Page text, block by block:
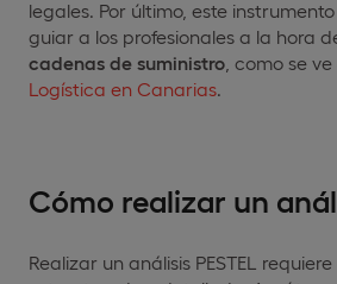
legales. Por último, este
guiar a los profesionales a la hora
cadenas de suministro , como se
Logística en Canarias
Cómo realizar un
Realizar un análisis PESTEL